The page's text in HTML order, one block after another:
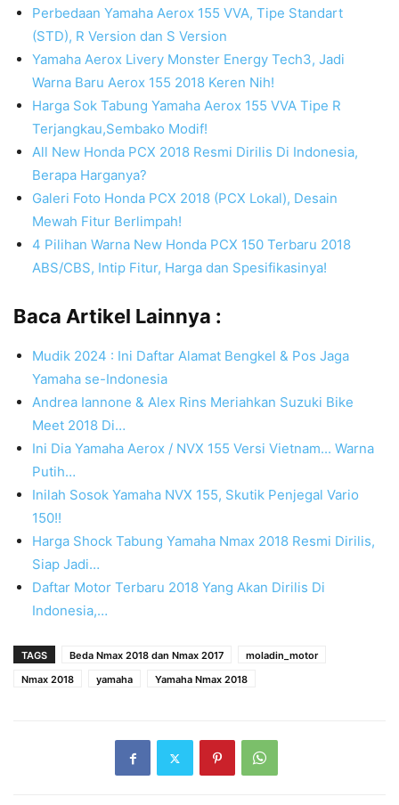
Perbedaan Yamaha Aerox 155 VVA, Tipe Standart
(STD), R Version dan S Version
Yamaha Aerox Livery Monster Energy Tech3, Jadi
Warna Baru Aerox 155 2018 Keren Nih!
Harga Sok Tabung Yamaha Aerox 155 VVA Tipe R
Terjangkau,Sembako Modif!
All New Honda PCX 2018 Resmi Dirilis Di Indonesia,
Berapa Harganya?
Galeri Foto Honda PCX 2018 (PCX Lokal), Desain
Mewah Fitur Berlimpah!
4 Pilihan Warna New Honda PCX 150 Terbaru 2018
ABS/CBS, Intip Fitur, Harga dan Spesifikasinya!
Baca Artikel Lainnya :
Mudik 2024 : Ini Daftar Alamat Bengkel & Pos Jaga
Yamaha se-Indonesia
Andrea Iannone & Alex Rins Meriahkan Suzuki Bike
Meet 2018 Di…
Ini Dia Yamaha Aerox / NVX 155 Versi Vietnam... Warna
Putih…
Inilah Sosok Yamaha NVX 155, Skutik Penjegal Vario
150!!
Harga Shock Tabung Yamaha Nmax 2018 Resmi Dirilis,
Siap Jadi…
Daftar Motor Terbaru 2018 Yang Akan Dirilis Di
Indonesia,…
TAGS Beda Nmax 2018 dan Nmax 2017
moladin_motor
Nmax 2018
yamaha Yamaha Nmax 2018